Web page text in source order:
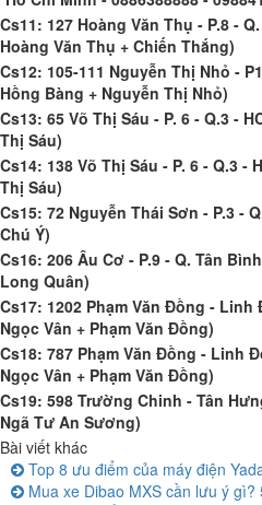
Cs11: 127 Hoàng Văn Thụ - P.8 -
Hoàng Văn Thụ + Chiến Thắng)
Cs12: 105-111 Nguyễn Thị Nhỏ -
Hồng Bàng + Nguyễn Thị Nhỏ)
Cs13: 65 Võ Thị Sáu - P. 6 - Q.3 -
Thị Sáu)
Cs14: 138 Võ Thị Sáu - P. 6 - Q.3 -
Thị Sáu)
Cs15: 72 Nguyễn Thái Sơn - P.3 -
Chú Ý)
Cs16: 206 Âu Cơ - P.9 - Q. Tân
Long Quân)
Cs17: 1202 Phạm Văn Đồng -
Ngọc Vân + Phạm Văn Đồng)
Cs18: 787 Phạm Văn Đồng - Linh
Ngọc Vân + Phạm Văn Đồng)
Cs19: 598 Trường Chinh - Tân
Ngã Tư An Sương)
Bài viết khác
Top 8 ưu điểm của máy điện
Mua xe Dibao MXS cần lưu ý